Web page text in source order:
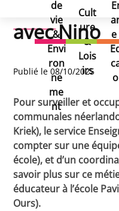
de
vie
&
Envi
ron
ne
me
nt
Cult
ure
&
Lois
irs
avec Nino
Nino
Publié le 08/10/2025
Pour surveiller et
communales
Kriek), le service
compter sur une
école), et d’un
savoir plus sur ce
éducateur à l’école
Ours).